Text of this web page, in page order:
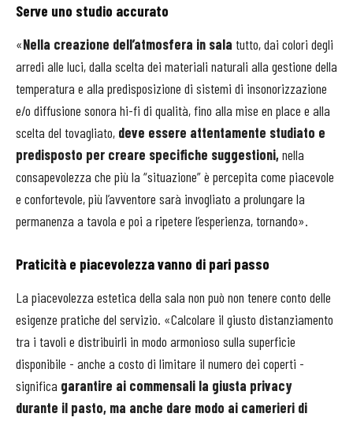
Serve uno studio accurato
«Nella creazione dell’atmosfera in sala tutto, dai colori degli
arredi alle luci, dalla scelta dei materiali naturali alla gestione della
temperatura e alla predisposizione di sistemi di insonorizzazione
e/o diffusione sonora hi-fi di qualità, fino alla mise en place e alla
scelta del tovagliato, deve essere attentamente studiato e
predisposto per creare specifiche suggestioni,nella
consapevolezza che più la “situazione” è percepita come piacevole
e confortevole, più l’avventore sarà invogliato a prolungare la
permanenza a tavola e poi a ripetere l’esperienza, tornando».
Praticità e piacevolezza vanno di pari passo
La piacevolezza estetica della sala non può non tenere conto delle
esigenze pratiche del servizio. «Calcolare il giusto distanziamento
tra i tavoli e distribuirli in modo armonioso sulla superficie
disponibile - anche a costo di limitare il numero dei coperti -
significa garantire ai commensali la giusta privacy
durante il pasto, ma anche dare modo ai camerieri di